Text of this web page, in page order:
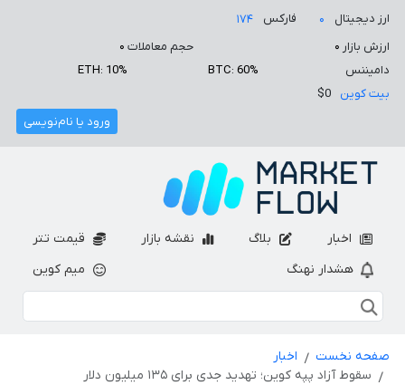
ارز دیجیتال ۰ فارکس
۱۷۴
ارزش بازار ۰ حجم معاملات ۰
دامیننس
BTC: 60%
ETH: 10%
بیت کوین
$0
ورود یا نام‌نویسی
اخبار بلاگ نقشه بازار
قیمت تتر
هشدار نهنگ
میم کوین
صفحه نخست
اخبار
سقوط آزاد پپه کوین؛ تهدید جدی برای ۱۳۵ میلیون دلار